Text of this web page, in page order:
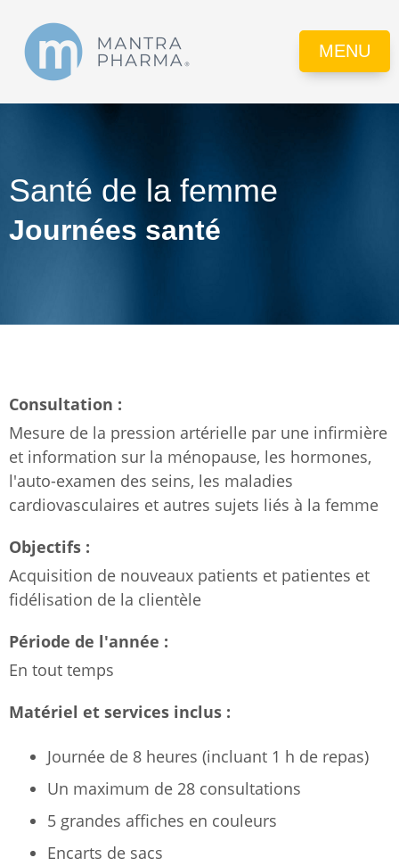
MENU
Santé de la femme
Journées santé
Consultation :
Mesure de la pression artérielle par une infirmière
et information sur la ménopause, les hormones,
l'auto-examen des seins, les maladies
cardiovasculaires et autres sujets liés à la femme
Objectifs :
Acquisition de nouveaux patients et patientes et
fidélisation de la clientèle
Période de l'année :
En tout temps
Matériel et services inclus :
Journée de 8 heures (incluant 1 h de repas)
Un maximum de 28 consultations
5 grandes affiches en couleurs
Encarts de sacs